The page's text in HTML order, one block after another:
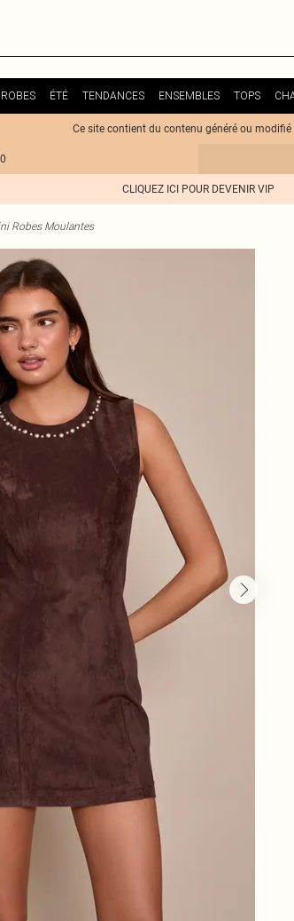
ROBES ÉTÉ TENDANCES ENSEMBLES TOPS
Ce site contient du contenu généré ou modifié
CLIQUEZ ICI POUR DEVENIR VIP
Robes Moulantes